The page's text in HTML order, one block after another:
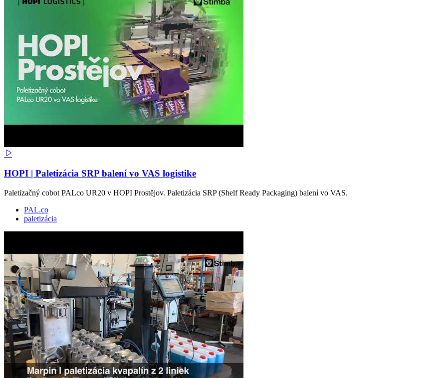
HOPI | Paletizácia SRP balení vo VAS logistike
Paletizačný cobot PALco UR20 v HOPI Prostějov. Paletizácia SRP (Shelf Ready Packaging) balení vo VAS.
PAL.co
paletizácia